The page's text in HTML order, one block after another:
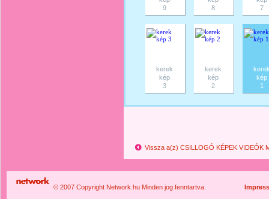
9
8
7
kerek
kép
3
kerek
kép
2
kép
1
Vissza a(z) CSILLOGÓ KÉPEK VIDEÓK
© 2007 Copyright Network.hu Minden jog fenntartva.